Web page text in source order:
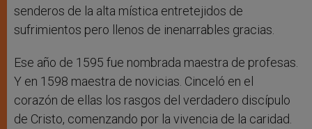
senderos de la alta mística entretejidos de
sufrimientos pero llenos de inenarrables gracias.
Ese año de 1595 fue nombrada maestra de profesas.
Y en 1598 maestra de novicias. Cinceló en el
corazón de ellas los rasgos del verdadero discípulo
de Cristo, comenzando por la vivencia de la caridad.